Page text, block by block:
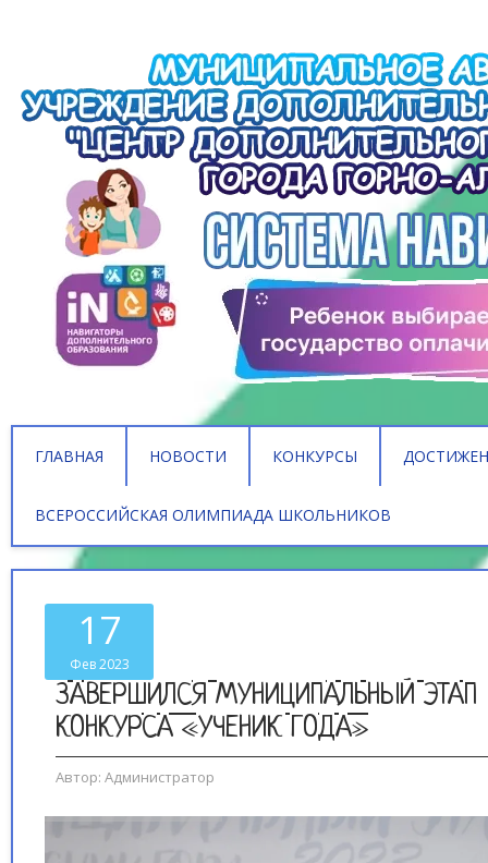
ГЛАВНАЯ НОВОСТИ КОНКУРСЫ
ВСЕРОССИЙСКАЯ ОЛИМПИАДА ШКОЛЬНИКОВ
17
Фев 2023
ЗАВЕРШИЛСЯ МУНИЦИПАЛЬНЫЙ ЭТАП
КОНКУРСА «УЧЕНИК ГОДА»
Автор: Администратор